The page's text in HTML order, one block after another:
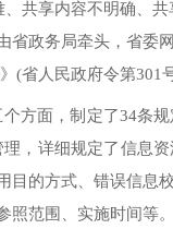
共享内容不明确、
政务局牵头，省
(省人民政府令第301
方面，制定了34条
，详细规定了信息
的方式、错误信息
范围、实施时间等。